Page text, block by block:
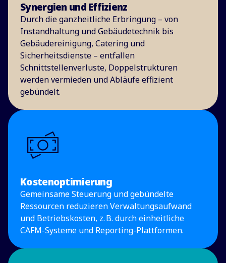
Synergien und Effizienz
Durch die ganzheitliche Erbringung – von
Instandhaltung und Gebäudetechnik bis
Gebäudereinigung, Catering und
Sicherheitsdienste – entfallen
Schnittstellenverluste, Doppelstrukturen
werden vermieden und Abläufe effizient
gebündelt.
Kostenoptimierung
Gemeinsame Steuerung und gebündelte
Ressourcen reduzieren Verwaltungsaufwand
und Betriebskosten, z.B. durch einheitliche
CAFM-Systeme und Reporting-Plattformen.